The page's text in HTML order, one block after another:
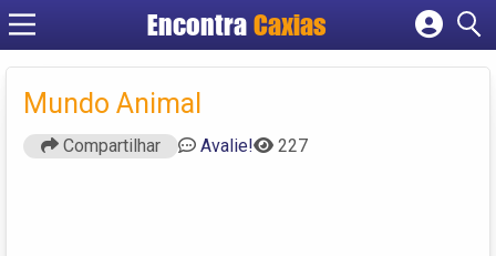
EncontraCaxias
Cadastrar empresa
Mundo Animal
Compartilhar Avalie! 227